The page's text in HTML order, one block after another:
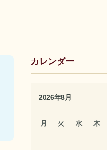
カレンダー
2026年8月
月 火 水 木